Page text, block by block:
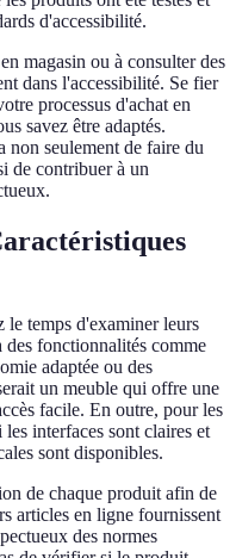
d'accessibilité.
magasin ou à consulter des
dans l'accessibilité. Se fier
processus d'achat en
savez être adaptés.
non seulement de faire du
de contribuer à un
le temps d'examiner leurs
fonctionnalités comme
adaptée ou des
un meuble qui offre une
facile. En outre, pour les
interfaces sont claires et
sont disponibles.
de chaque produit afin de
articles en ligne fournissent
des normes